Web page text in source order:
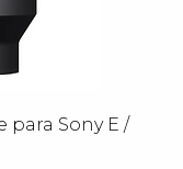
para Sony E /